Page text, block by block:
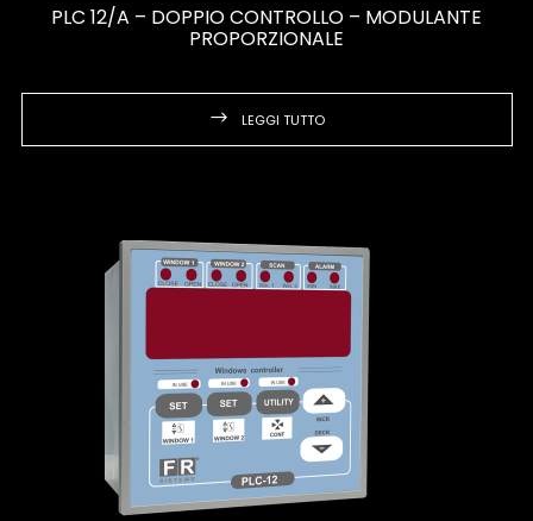
PLC 12/A – DOPPIO CONTROLLO – MODULANTE
PROPORZIONALE
LEGGI TUTTO